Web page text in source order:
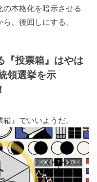
の本格化を暗示させる
、後回しにする。
『投票箱』はやは
領選挙を示
』でいいようだ。